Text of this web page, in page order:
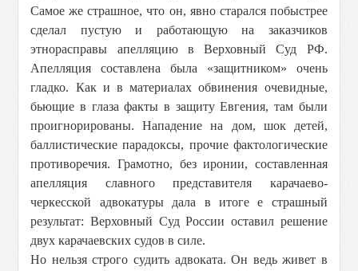
Самое же страшное, что он, явно старался побыстрее
сделал пустую и работающую на заказчиков
этнорасправы апелляцию в Верховный Суд РФ.
Апелляция составлена была «защитником» очень
гладко. Как и в материалах обвинения очевидные,
бьющие в глаза факты в защиту Евгения, там были
проигнорированы. Нападение на дом, шок детей,
баллистические парадоксы, прочие фактологические
противоречия. Грамотно, без иронии, составленная
апелляция славного представителя карачаево-
черкесской адвокатуры дала в итоге е страшный
результат: Верховный Суд России оставил решение
двух карачаевских судов в силе.
Но нельзя строго судить адвоката. Он ведь живет в